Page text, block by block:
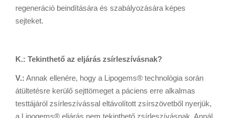
regeneráció beindítására és szabályozására képes
sejteket.
K.: Tekinthető az eljárás zsírleszívásnak?
V.: Annak ellenére, hogy a Lipogems® technológia során
átültetésre kerülő sejttömeget a páciens erre alkalmas
testtájáról zsírleszívással eltávolított zsírszövetből nyerjük,
a Lipogems® eljárás nem tekinthető zsírleszívásnak. Annál